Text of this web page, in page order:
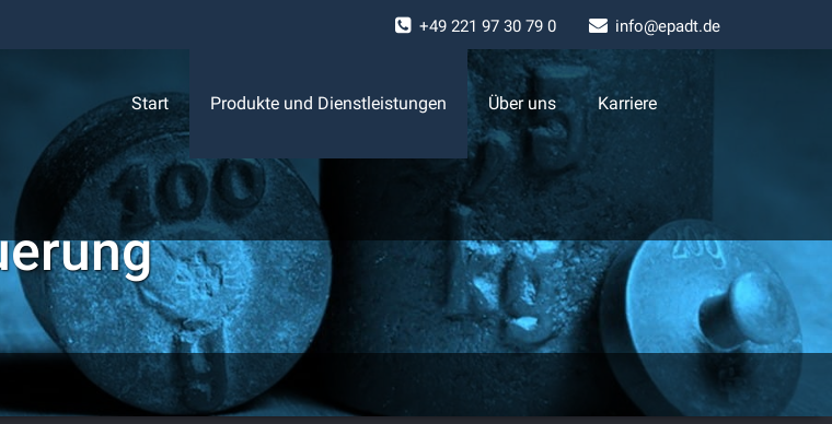
+49 221 97 30 79 0 info@epadt.de
Start Produkte und Dienstleistungen Über uns Karriere